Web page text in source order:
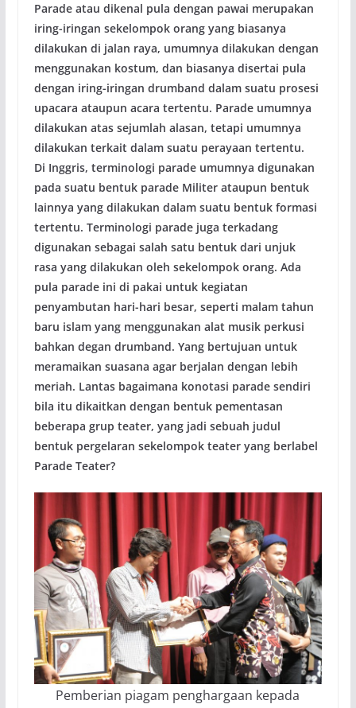
Parade atau dikenal pula dengan pawai merupakan
iring-iringan sekelompok orang yang biasanya
dilakukan di jalan raya, umumnya dilakukan dengan
menggunakan kostum, dan biasanya disertai pula
dengan iring-iringan drumband dalam suatu prosesi
upacara ataupun acara tertentu. Parade umumnya
dilakukan atas sejumlah alasan, tetapi umumnya
dilakukan terkait dalam suatu perayaan tertentu.
Di Inggris, terminologi parade umumnya digunakan
pada suatu bentuk parade Militer ataupun bentuk
lainnya yang dilakukan dalam suatu bentuk formasi
tertentu. Terminologi parade juga terkadang
digunakan sebagai salah satu bentuk dari unjuk
rasa yang dilakukan oleh sekelompok orang. Ada
pula parade ini di pakai untuk kegiatan
penyambutan hari-hari besar, seperti malam tahun
baru islam yang menggunakan alat musik perkusi
bahkan degan drumband. Yang bertujuan untuk
meramaikan suasana agar berjalan dengan lebih
meriah. Lantas bagaimana konotasi parade sendiri
bila itu dikaitkan dengan bentuk pementasan
beberapa grup teater, yang jadi sebuah judul
bentuk pergelaran sekelompok teater yang berlabel
Parade Teater?
Pemberian piagam penghargaan kepada